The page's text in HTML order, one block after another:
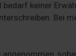
bedarf keiner
Bei